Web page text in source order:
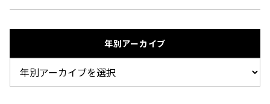
年別アーカイブ